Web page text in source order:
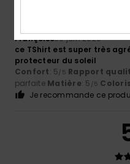
Françoise30 juin 2026
ce TShirt est super très
protecteur du soleil
Confort: 5/5 Rapport
parfaite Matière: 5 /5 Coloris
Je recommande ce